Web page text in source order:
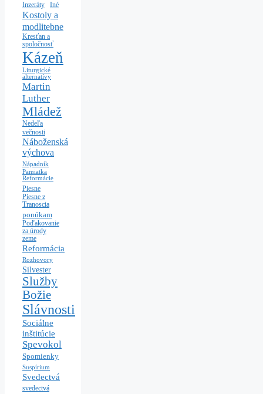
Inzeráty Iné
Kostoly a
modlitebne
Kresťan a
spoločnosť
Kázeň
Liturgické
alternatívy
Martin
Luther
Mládež
Nedeľa
večnosti
Náboženská
výchova
Nápadník
Pamiatka
Reformácie
Piesne
Piesne z
Tranoscia
ponúkam
Poďakovanie
za úrody
zeme
Reformácia
Rozhovory
Silvester
Služby
Božie
Slávnosti
Sociálne
inštitúcie
Spevokol
Spomienky
Suspírium
Svedectvá
svedectvá